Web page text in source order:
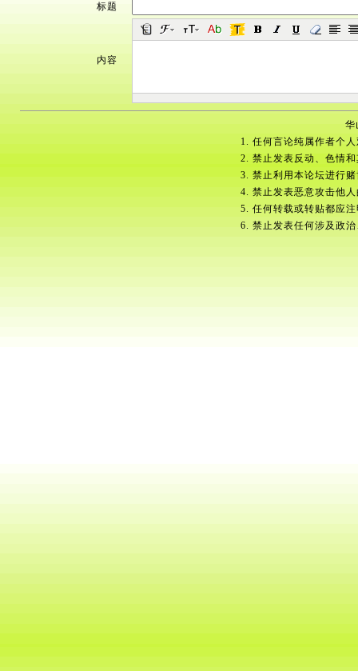
标题
内容
华
1. 任何言论纯属作者个
2. 禁止发表反动、色情
3. 禁止利用本论坛进行
4. 禁止发表恶意攻击他
5. 任何转载或转贴都应
6. 禁止发表任何涉及政